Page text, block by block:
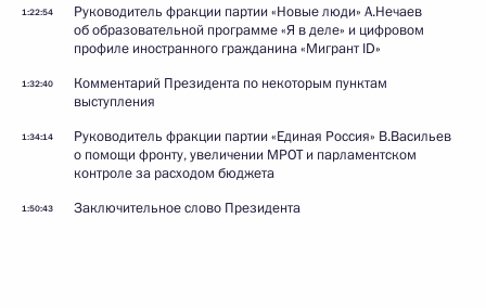
1:22:54
Руководитель фракции партии «Новые люди» А.Нечаев
об образовательной программе «Я в деле» и цифровом
профиле иностранного гражданина «Мигрант ID»
1:32:40
Комментарий Президента по некоторым пунктам
выступления
1:34:14
Руководитель фракции партии «Единая Россия» В.Васильев
о помощи фронту, увеличении МРОТ и парламентском
контроле за расходом бюджета
1:50:43 Заключительное слово Президента